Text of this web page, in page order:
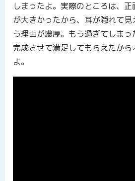
しまったよ。実際のところは、
が大きかったから、耳が隠れて
う理由が濃厚。もう過ぎてしま
完成させて満足してもらえたから
よ。